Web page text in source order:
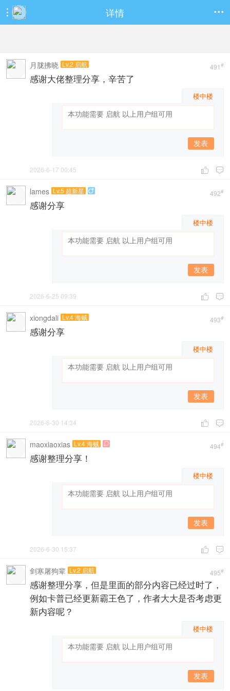
 详情 
491 #
月胧拂晓 Lv.2 启航
感谢大佬整理分享，辛苦了
楼中楼
发表
 
2026-6-17 00:45
492#
lames Lv.5 超新星 
感谢分享
楼中楼
发表
 
2026-6-25 09:39
493#
xiongdali Lv.4 海贼
感谢分享
楼中楼
发表
 
2026-6-30 14:34
494#
maoxiaoxias Lv.4 海贼 
感谢整理分享！
楼中楼
发表
 
2026-6-30 15:37
495#
剑寒屠狗辈 Lv.2 启航
感谢整理分享，但是里面的部分内容已经过时了，
例如卡普已经更新霸王色了，作者大大是否考虑更
新内容呢？
楼中楼
发表